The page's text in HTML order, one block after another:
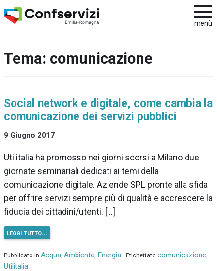
menù
Tema: comunicazione
Social network e digitale, come cambia la
comunicazione dei servizi pubblici
9 Giugno 2017
Utilitalia ha promosso nei giorni scorsi a Milano due
giornate seminariali dedicati ai temi della
comunicazione digitale. Aziende SPL pronte alla sfida
per offrire servizi sempre più di qualità e accrescere la
fiducia dei cittadini/utenti. […]
leggi tutto…
Pubblicato in Acqua, Ambiente, Energia Etichettato comunicazione,
Utilitalia